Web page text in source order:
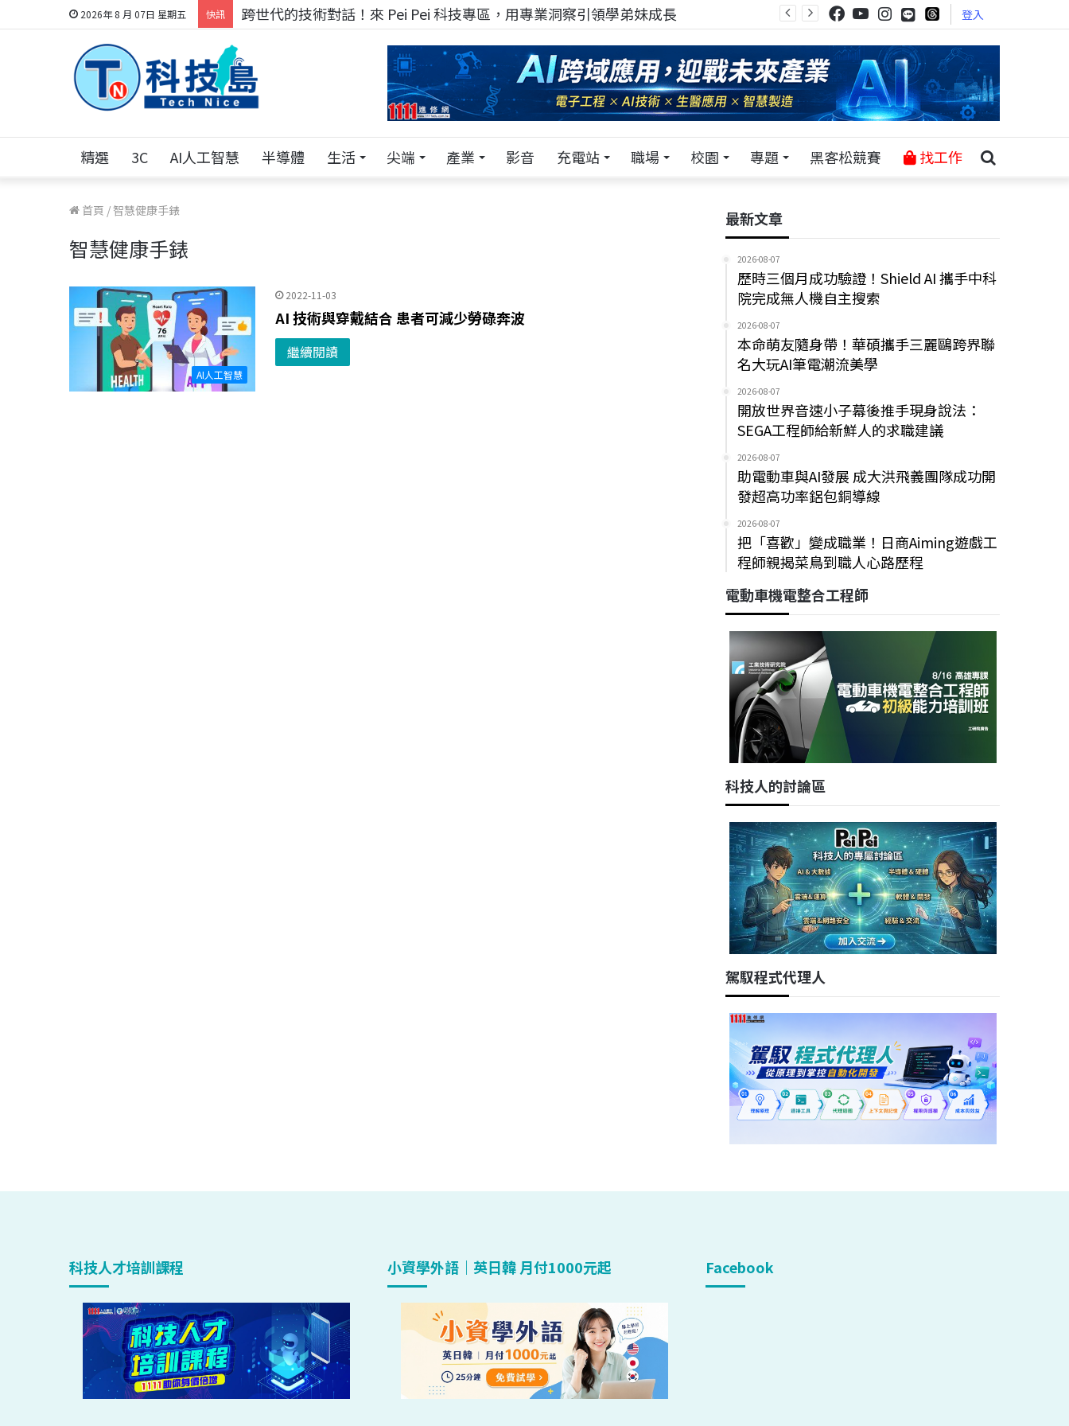
2026年 8 月 07日 星期五 快訊 科技人的經驗傳承地！在 Pei Pei 科技專區，與學弟妹交流最硬核的技術 登入
精選 3C AI人工智慧 半導體 生活 尖端 產業 影音 充電站 職場 校園 專題 黑客松競賽 找工作
首頁 / 智慧健康手錶
智慧健康手錶
AI人工智慧
2022-11-03
AI 技術與穿戴結合 患者可減少勞碌奔波
繼續閱讀
最新文章
2026-08-07
歷時三個月成功驗證！Shield AI 攜手中科
院完成無人機自主搜索
2026-08-07
本命萌友隨身帶！華碩攜手三麗鷗跨界聯
名大玩AI筆電潮流美學
2026-08-07
開放世界音速小子幕後推手現身說法：
SEGA工程師給新鮮人的求職建議
2026-08-07
助電動車與AI發展 成大洪飛義團隊成功開
發超高功率鋁包銅導線
2026-08-07
把「喜歡」變成職業！日商Aiming遊戲工
程師親揭菜鳥到職人心路歷程
電動車機電整合工程師
科技人的討論區
駕馭程式代理人
科技人才培訓課程 小資學外語｜英日韓 月付1000元起 Facebook